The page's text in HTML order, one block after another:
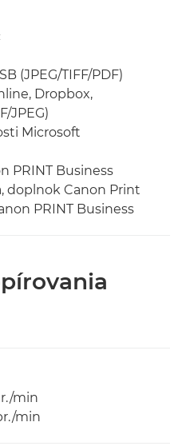
(JPEG/TIFF/PDF)
Dropbox,
JPEG)
Microsoft
PRINT Business
doplnok Canon Print
PRINT Business
min
min